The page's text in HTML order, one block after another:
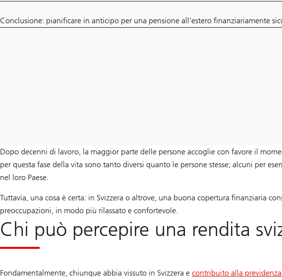
Conclusione: pianificare in anticipo per una pensione all’estero finanziariamente
Dopo decenni di lavoro, la maggior parte delle persone accoglie con favore il
per questa fase della vita sono tanto diversi quanto le persone stesse; alcuni per
nel loro Paese.
Tuttavia, una cosa è certa: in Svizzera o altrove, una buona copertura finanziaria
preoccupazioni, in modo più rilassato e confortevole.
Chi può percepire una rendita
Fondamentalmente, chiunque abbia vissuto in Svizzera e contribuito alla